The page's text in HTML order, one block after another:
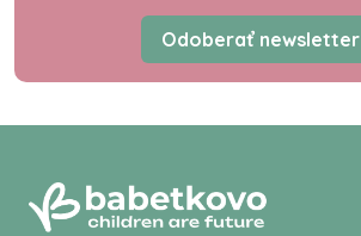
Odoberať newsletter